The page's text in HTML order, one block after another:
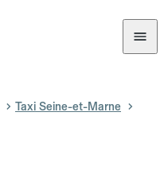
Taxi Seine-et-Marne